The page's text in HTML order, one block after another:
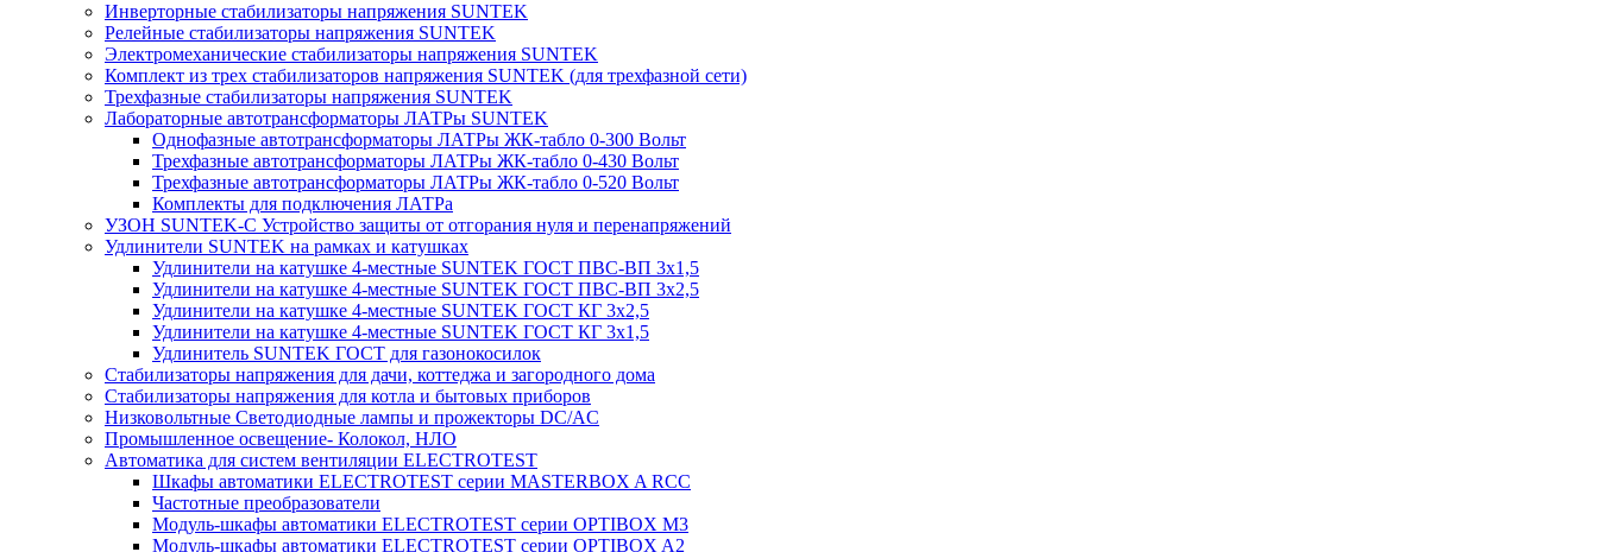
Инверторные стабилизаторы напряжения SUNTEK
Релейные стабилизаторы напряжения SUNTEK
Электромеханические стабилизаторы напряжения SUNTEK
Комплект из трех стабилизаторов напряжения SUNTEK (для трехфазной сети)
Трехфазные стабилизаторы напряжения SUNTEK
Лабораторные автотрансформаторы ЛАТРы SUNTEK
Однофазные автотрансформаторы ЛАТРы ЖК-табло 0-300 Вольт
Трехфазные автотрансформаторы ЛАТРы ЖК-табло 0-430 Вольт
Трехфазные автотрансформаторы ЛАТРы ЖК-табло 0-520 Вольт
Комплекты для подключения ЛАТРа
УЗОН SUNTEK-C Устройство защиты от отгорания нуля и перенапряжений
Удлинители SUNTEK на рамках и катушках
Удлинители на катушке 4-местные SUNTEK ГОСТ ПВС-ВП 3х1,5
Удлинители на катушке 4-местные SUNTEK ГОСТ ПВС-ВП 3х2,5
Удлинители на катушке 4-местные SUNTEK ГОСТ КГ 3х2,5
Удлинители на катушке 4-местные SUNTEK ГОСТ КГ 3х1,5
Удлинитель SUNTEK ГОСТ для газонокосилок
Стабилизаторы напряжения для дачи, коттеджа и загородного дома
Стабилизаторы напряжения для котла и бытовых приборов
Низковольтные Светодиодные лампы и прожекторы DC/AC
Промышленное освещение- Колокол, НЛО
Автоматика для систем вентиляции ELECTROTEST
Шкафы автоматики ELECTROTEST серии MASTERBOX A RCC
Частотные преобразователи
Модуль-шкафы автоматики ELECTROTEST серии OPTIBOX M3
Модуль-шкафы автоматики ELECTROTEST серии OPTIBOX A2